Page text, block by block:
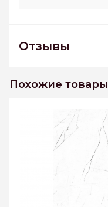
Отзывы
полированный
Написать отзыв
Похожие товары